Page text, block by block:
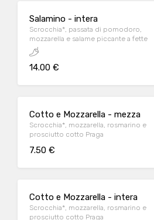
Salamino - intera
Scrocchia*, passata di pomodoro,
mozzarella e salame piccante a fette
14.00 €
Cotto e Mozzarella - mezza
Scrocchia*, mozzarella, rosmarino e
prosciutto cotto Praga
7.50 €
Cotto e Mozzarella - intera
Scrocchia*, mozzarella, rosmarino e
prosciutto cotto Praga